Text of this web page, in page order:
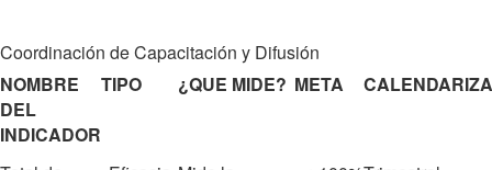
Coordinación de Capacitación y Difusión
NOMBRE
DEL
INDICADOR
TIPO ¿QUE MIDE? META